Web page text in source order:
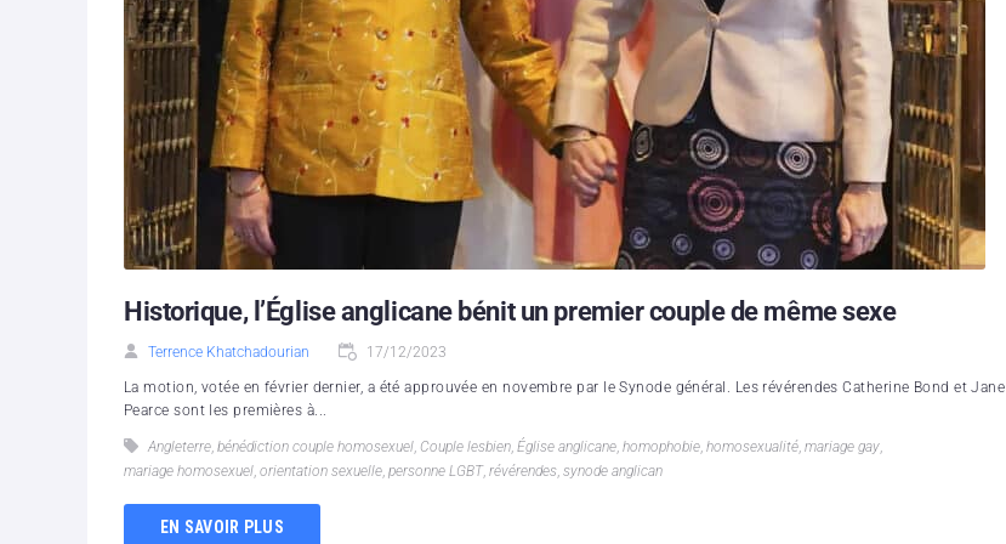
Historique, l’Église anglicane bénit un premier couple de même sexe
Terrence Khatchadourian 17/12/2023
La motion, votée en février dernier, a été approuvée en novembre par le Synode général. Les révérendes Catherine Bond et Jane
Pearce sont les premières à...
Angleterre, bénédiction couple homosexuel, Couple lesbien, Église anglicane, homophobie, homosexualité, mariage gay,
mariage homosexuel, orientation sexuelle, personne LGBT, révérendes, synode anglican
EN SAVOIR PLUS